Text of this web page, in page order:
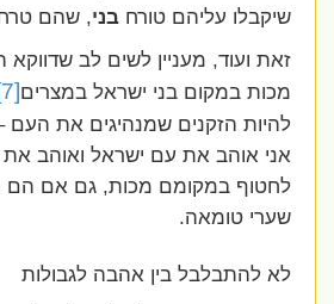
שיקבלו עליהם טורחבני, שהם
זאת ועוד, מעניין לשים לב שדווקא
מכות במקום בני ישראל במצרים[7]
,
להיות הזקנים שמנהיגים את העם –
אני אוהב את עם ישראל ואוהב את
לחטוף במקומם מכות, גם אם הם
שערי טומאה.
לא להתבלבל בין אהבה לגבולות